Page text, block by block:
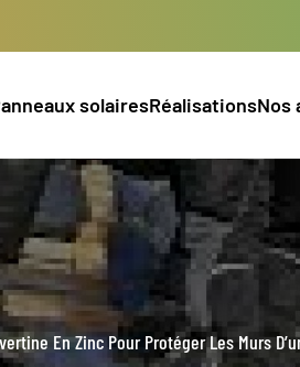
solairesRéalisationsNos
En Zinc Pour Protéger Les Murs